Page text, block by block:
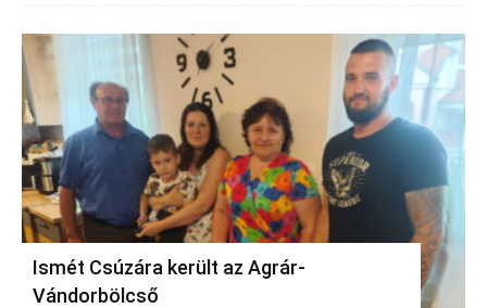
Ismét Csúzára került az Agrár-
Vándorbölcső